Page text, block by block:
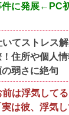
に発展←PC
いてストレス
住所や個人
弱さに絶句
は浮気して
は彼、浮気